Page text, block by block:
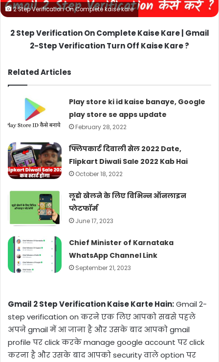
2 Step Verification On Complete kaise kare
2 Step Verification On Complete Kaise Kare | Gmail
2-Step Verification Turn Off Kaise Kare ?
Related Articles
Play store ki id kaise banaye, Google
play store se apps update
February 28, 2022
फ्लिपकार्ट दिवाली सेल 2022 Date,
Flipkart Diwali Sale 2022 Kab Hai
October 18, 2022
लूडो खेलने के लिए विभिन्न ऑनलाइन
प्लेटफॉर्म
June 17, 2023
Chief Minister of Karnataka
WhatsApp Channel Link
September 21, 2023
Gmail 2 Step Verification Kaise Karte Hain:Gmail 2-
step verification on करने एक लिए आपको सबसे पहले
अपने gmail में आ जाना है और उसके बाद आपको gmail
profile पर click करके manage google account पर click
करना है और उसके बाद आपको security वाले option पर